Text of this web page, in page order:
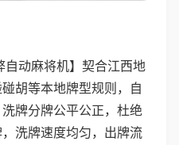
自动麻将机】契合江西地
胡等本地牌型规则，自
牌分牌公平公正，杜绝
洗牌速度均匀，出牌流